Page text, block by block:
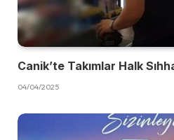
Canik’te Takımlar Halk
04/04/2025